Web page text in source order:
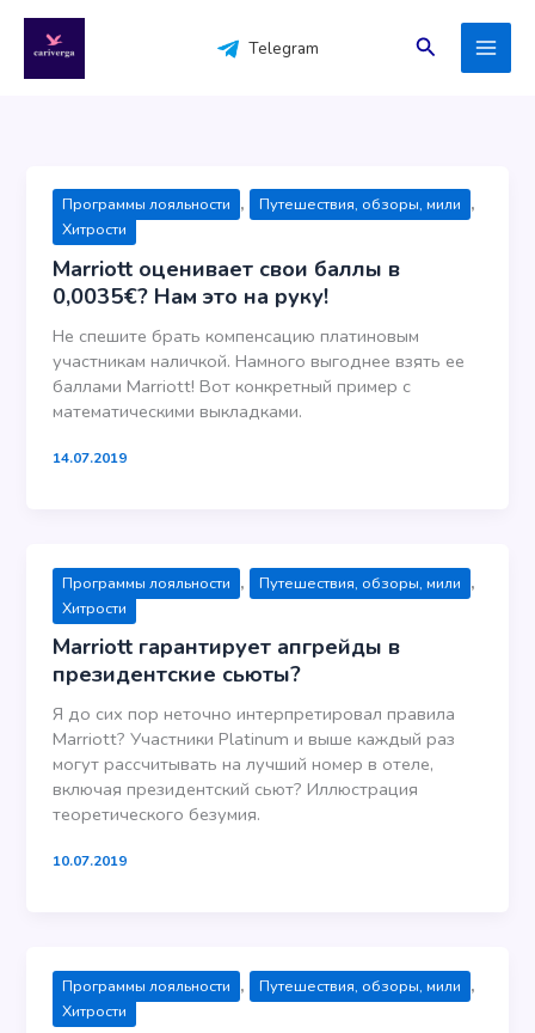
содержимому
Telegram Поиск
Программы лояльности , Путешествия, обзоры, мили ,
Хитрости
Marriott оценивает свои баллы в
0,0035€? Нам это на руку!
Не спешите брать компенсацию платиновым
участникам наличкой. Намного выгоднее взять ее
баллами Marriott! Вот конкретный пример с
математическими выкладками.
14.07.2019
Программы лояльности , Путешествия, обзоры, мили ,
Хитрости
Marriott гарантирует апгрейды в
президентские сьюты?
Я до сих пор неточно интерпретировал правила
Marriott? Участники Platinum и выше каждый раз
могут рассчитывать на лучший номер в отеле,
включая президентский сьют? Иллюстрация
теоретического безумия.
10.07.2019
Программы лояльности , Путешествия, обзоры, мили ,
Хитрости